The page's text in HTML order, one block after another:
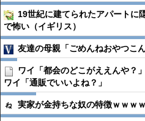
19世紀に建てられたアパートに
で怖い（イギリス）
友達の母親「ごめんねおやつこ
ワイ「都会のどこがええんや？
ワイ「通販でいいよね？」
実家が金持ちな奴の特徴ｗｗｗ